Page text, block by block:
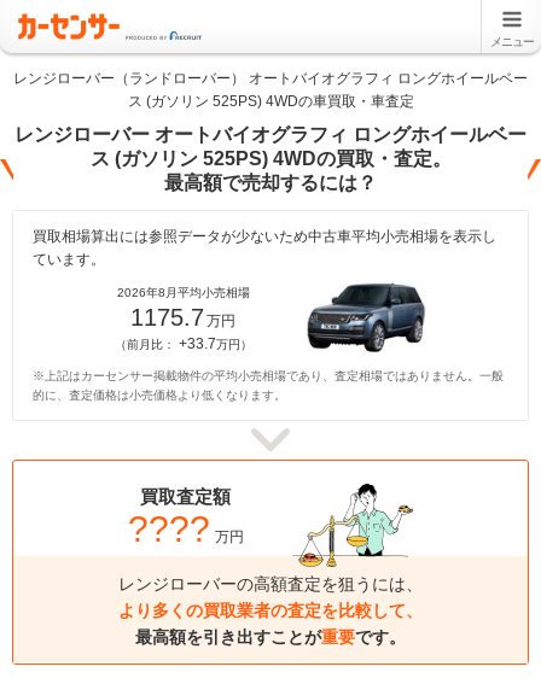
メニュー
レンジローバー（ランドローバー） オートバイオグラフィ ロングホイールベー
ス (ガソリン 525PS) 4WDの車買取・車査定
レンジローバー オートバイオグラフィ ロングホイールベー
ス (ガソリン 525PS) 4WDの買取・査定。
最高額で売却するには？
買取相場算出には参照データが少ないため中古車平均小売相場を表示し
ています。
2026年8月平均小売相場
1175.7万円
（前月比： +33.7万円）
※上記はカーセンサー掲載物件の平均小売相場であり、査定相場ではありません。一般
的に、査定価格は小売価格より低くなります。
買取査定額
???? 万円
レンジローバーの高額査定を狙うには、
より多くの買取業者の査定を比較して、
最高額を引き出すことが重要です。